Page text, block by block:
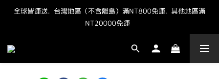
"點我" 加官方LINE最新優惠抽獎資訊
全球皆運送.  台灣地區（不含離島）滿NT800免運.  其他地區滿
NT20000免運
"點我" 加官方LINE最新優惠抽獎資訊